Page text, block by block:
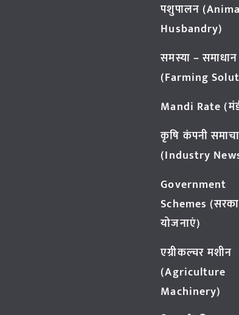
पशुपालन
Husbandry)
समस्या – समाधान
(Farming
Mandi Rate
कृषि कंपनी
(Industry
Government
Schemes
योजनाएं)
एग्रीकल्चर मशीन
(Agriculture
Machinery)